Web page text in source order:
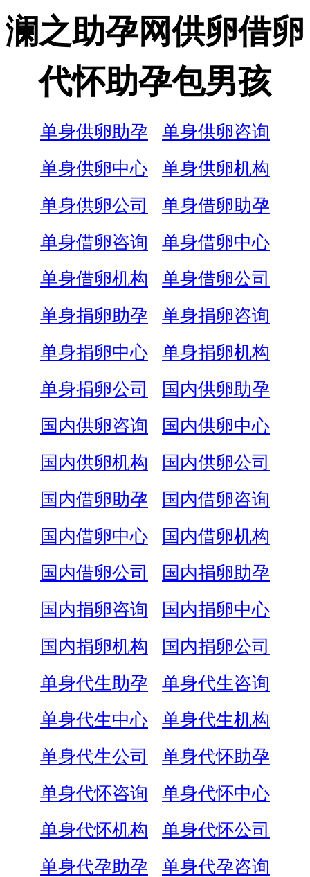
澜之助孕网供卵借卵
代怀助孕包男孩
单身供卵助孕
单身供卵咨询
单身供卵中心
单身供卵机构
单身供卵公司
单身借卵助孕
单身借卵咨询
单身借卵中心
单身借卵机构
单身借卵公司
单身捐卵助孕
单身捐卵咨询
单身捐卵中心
单身捐卵机构
单身捐卵公司
国内供卵助孕
国内供卵咨询
国内供卵中心
国内供卵机构
国内供卵公司
国内借卵助孕
国内借卵咨询
国内借卵中心
国内借卵机构
国内借卵公司
国内捐卵助孕
国内捐卵咨询
国内捐卵中心
国内捐卵机构
国内捐卵公司
单身代生助孕
单身代生咨询
单身代生中心
单身代生机构
单身代生公司
单身代怀助孕
单身代怀咨询
单身代怀中心
单身代怀机构
单身代怀公司
单身代孕助孕
单身代孕咨询